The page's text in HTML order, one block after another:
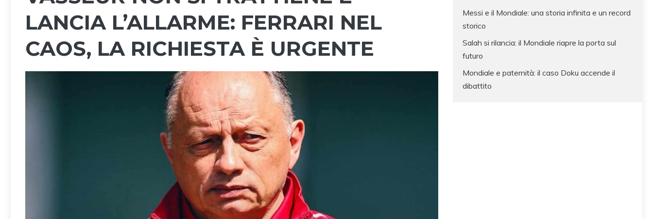
LANCIA L’ALLARME: FERRARI NEL
CAOS, LA RICHIESTA È URGENTE
Messi e il Mondiale: una storia infinita e un record
storico
Salah si rilancia: il Mondiale riapre la porta sul
futuro
Mondiale e paternità: il caso Doku accende il
dibattito